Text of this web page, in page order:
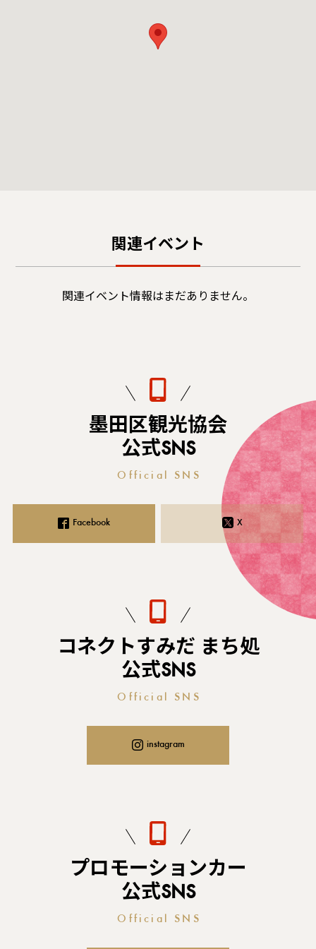
関連イベント
関連イベント情報はまだありません。
墨田区観光協会
公式SNS
Official SNS
Facebook X
コネクトすみだ まち処
公式SNS
Official SNS
instagram
プロモーションカー
公式SNS
Official SNS